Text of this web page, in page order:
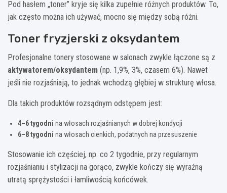
Pod hasłem „toner” kryje się kilka zupełnie różnych produktów. To,
jak często można ich używać, mocno się między sobą różni.
Toner fryzjerski z oksydantem
Profesjonalne tonery stosowane w salonach zwykle łączone są z
aktywatorem/oksydantem (np. 1,9%, 3%, czasem 6%). Nawet
jeśli nie rozjaśniają, to jednak wchodzą głębiej w strukturę włosa.
Dla takich produktów rozsądnym odstępem jest:
4–6 tygodni na włosach rozjaśnianych w dobrej kondycji
6–8 tygodni na włosach cienkich, podatnych na przesuszenie
Stosowanie ich częściej, np. co 2 tygodnie, przy regularnym
rozjaśnianiu i stylizacji na gorąco, zwykle kończy się wyraźną
utratą sprężystości i łamliwością końcówek.